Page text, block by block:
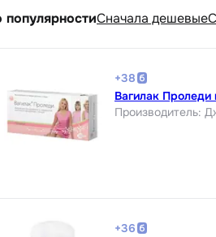
популярностиCначала дешевые
+38
Вагилак Проледи
Производитель:
+36